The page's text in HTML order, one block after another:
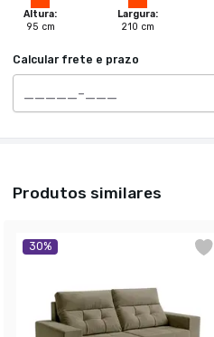
Altura:
95 cm
Largura:
210 cm
Calcular frete e prazo
Produtos similares
30%